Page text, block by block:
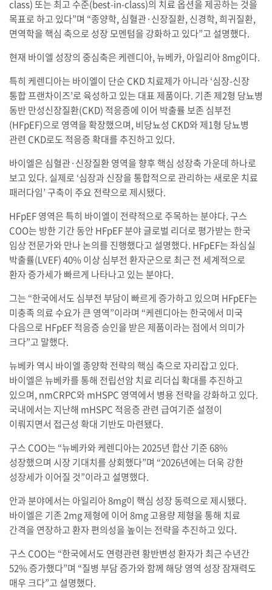
class) 또는 최고 수준(best-in-class)의 치료 옵션을 제공하는 것을
목표로 하고 있다”며 “종양학, 심혈관·신장질환, 신경학, 희귀질환,
면역학을 핵심 축으로 성장 모멘텀을 강화하고 있다”고 설명했다.
현재 바이엘 성장의 중심축은 케렌디아, 뉴베카, 아일리아 8mg이다.
특히 케렌디아는 바이엘이 단순 CKD 치료제가 아니라 ‘심장-신장
통합 프랜차이즈’로 육성하고 있는 대표 제품이다. 기존 제2형 당뇨병
동반 만성신장질환(CKD) 적응증에 이어 박출률 보존 심부전
(HFpEF)으로 영역을 확장했으며, 비당뇨성 CKD와 제1형 당뇨병
관련 CKD로도 적응증 확대를 추진하고 있다.
바이엘은 심혈관·신장질환 영역을 향후 핵심 성장축 가운데 하나로
보고 있다. 실제로 ‘심장과 신장을 통합적으로 관리하는 새로운 치료
패러다임’ 구축이 주요 전략으로 제시됐다.
HFpEF 영역은 특히 바이엘이 전략적으로 주목하는 분야다. 구스
COO는 방한 기간 동안 HFpEF 분야 글로벌 리더로 평가받는 한국
임상 전문가와 만나 논의를 진행했다고 설명했다. HFpEF는 좌심실
박출률(LVEF) 40% 이상 심부전 환자군으로 최근 전 세계적으로
환자 증가세가 빠르게 나타나고 있는 분야다.
그는 “한국에서도 심부전 부담이 빠르게 증가하고 있으며 HFpEF는
미충족 의료 수요가 큰 영역”이라며 “케렌디아는 한국에서 미국
다음으로 HFpEF 적응증 승인을 받은 제품이라는 점에서 의미가
크다”고 말했다.
뉴베카 역시 바이엘 종양학 전략의 핵심 축으로 자리잡고 있다.
바이엘은 뉴베카를 통해 전립선암 치료 리더십 확대를 추진하고
있으며, nmCRPC와 mHSPC 영역에서 병용 전략을 강화하고 있다.
국내에서는 지난해 mHSPC 적응증 관련 급여기준 설정이
이뤄지면서 접근성 확대 기반도 마련됐다.
구스 COO는 “뉴베카와 케렌디아는 2025년 합산 기준 68%
성장했으며 시장 기대치를 상회했다”며 “2026년에는 더욱 강한
성장세가 이어질 것”이라고 설명했다.
안과 분야에서는 아일리아 8mg이 핵심 성장 동력으로 제시됐다.
바이엘은 기존 2mg 제형에 이어 8mg 고용량 제형을 통해 치료
간격을 연장하고 환자 편의성을 높이는 전략을 추진하고 있다.
구스 COO는 “한국에서도 연령관련 황반변성 환자가 최근 수년간
52% 증가했다”며 “질병 부담 증가와 함께 해당 영역 성장 잠재력도
매우 크다”고 설명했다.